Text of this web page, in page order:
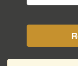
correu
*